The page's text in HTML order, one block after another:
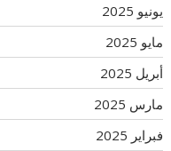
يونيو 2025
مايو 2025
أبريل 2025
مارس 2025
فبراير 2025